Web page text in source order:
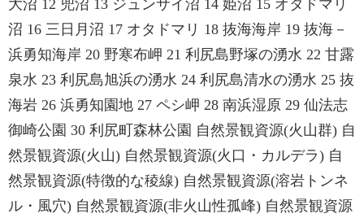
大沼 12 兜沼 13 ジュンサイ沼 14 姫沼 15 オタドマリ
沼 16 三日月沼 17 オタドマリ 18 抜海海岸 19 抜海－
浜勇知海岸 20 野寒布岬 21 利尻島野塚の湧水 22 甘露
泉水 23 利尻島旭浜の湧水 24 利尻島清水の湧水 25 抜
海岩 26 浜勇知園地 27 ペシ岬 28 南浜湿原 29 仙法志
御崎公園 30 利尻町森林公園 自然景観資源(火山群) 自
然景観資源(火山) 自然景観資源(火口・カルデラ) 自
然景観資源(特徴的な稜線) 自然景観資源(溶岩トンネ
ル・風穴) 自然景観資源(非火山性孤峰) 自然景観資源